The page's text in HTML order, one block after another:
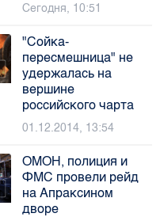
Сегодня, 10:51
"Сойка-
пересмешница" не
удержалась на
вершине
российского чарта
01.12.2014, 13:54
ОМОН, полиция и
ФМС провели рейд
на Апраксином
дворе